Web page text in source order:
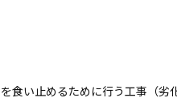
食い止めるために行う工事（劣